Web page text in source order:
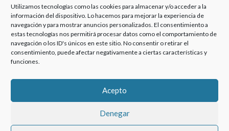
Utilizamos tecnologías como las cookies para almacenar y/o acceder a la
información del dispositivo. Lo hacemos para mejorar la experiencia de
navegación y para mostrar anuncios personalizados. El consentimiento a
estas tecnologías nos permitirá procesar datos como el comportamiento de
navegación o los ID's únicos en este sitio. No consentir o retirar el
consentimiento, puede afectar negativamente a ciertas características y
funciones.
Acepto
Denegar
Haz clic para aceptar cookies de marketing y
permitir este contenido